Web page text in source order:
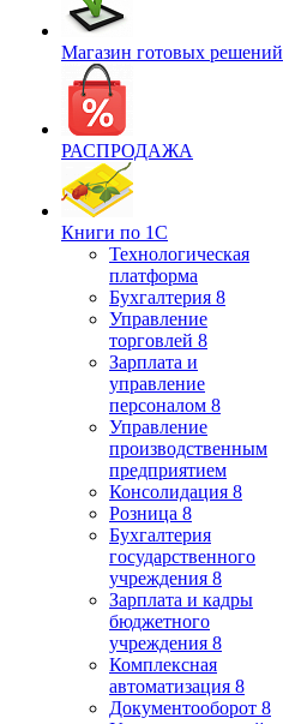
Магазин готовых решений
РАСПРОДАЖА
Книги по 1С
Технологическая
платформа
Бухгалтерия 8
Управление
торговлей 8
Зарплата и
управление
персоналом 8
Управление
производственным
предприятием
Консолидация 8
Розница 8
Бухгалтерия
государственного
учреждения 8
Зарплата и кадры
бюджетного
учреждения 8
Комплексная
автоматизация 8
Документооборот 8